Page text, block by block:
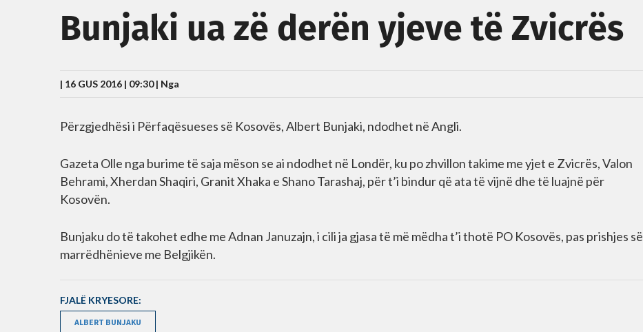
Bunjaki ua zë derën yjeve të Zvicrës
| 16 GUS 2016 | 09:30 | Nga
Përzgjedhësi i Përfaqësueses së Kosovës, Albert Bunjaki, ndodhet në Angli.
Gazeta Olle nga burime të saja mëson se ai ndodhet në Londër, ku po zhvillon takime me yjet e Zvicrës, Valon
Behrami, Xherdan Shaqiri, Granit Xhaka e Shano Tarashaj, për t’i bindur që ata të vijnë dhe të luajnë për
Kosovën.
Bunjaku do të takohet edhe me Adnan Januzajn, i cili ja gjasa të më mëdha t’i thotë PO Kosovës, pas prishjes së
marrëdhënieve me Belgjikën.
FJALË KRYESORE:
ALBERT BUNJAKU